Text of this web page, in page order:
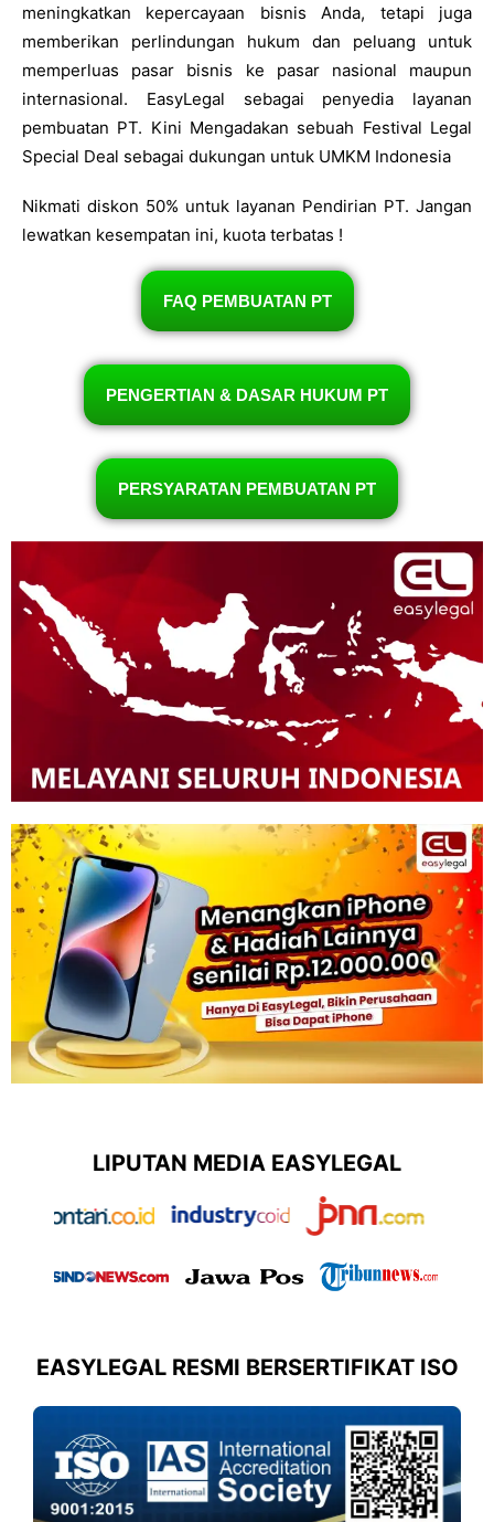
meningkatkan kepercayaan bisnis Anda, tetapi juga
memberikan perlindungan hukum dan peluang untuk
memperluas pasar bisnis ke pasar nasional maupun
internasional. EasyLegal sebagai penyedia layanan
pembuatan PT. Kini Mengadakan sebuah Festival Legal
Special Deal sebagai dukungan untuk UMKM Indonesia
Nikmati diskon 50% untuk layanan Pendirian PT. Jangan
lewatkan kesempatan ini, kuota terbatas !
FAQ PEMBUATAN PT
PENGERTIAN & DASAR HUKUM PT
PERSYARATAN PEMBUATAN PT
LIPUTAN MEDIA EASYLEGAL
EASYLEGAL RESMI BERSERTIFIKAT ISO